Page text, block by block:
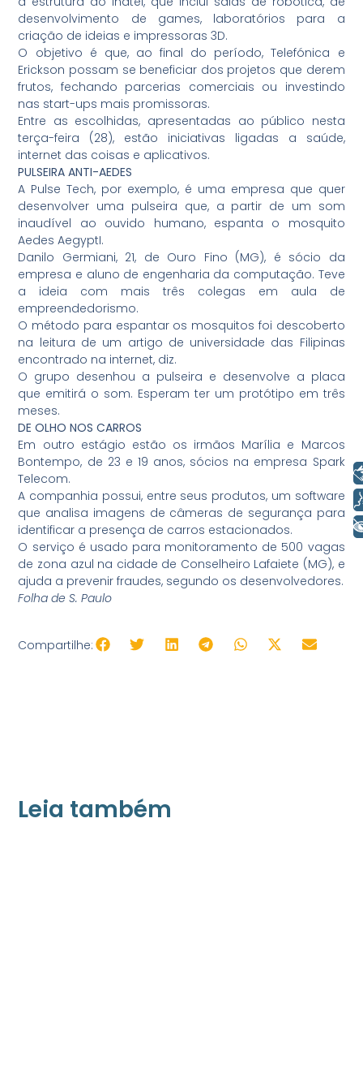
desenvolvimento de games, laboratórios para a
criação de ideias e impressoras 3D.
O objetivo é que, ao final do período, Telefónica e
Erickson possam se beneficiar dos projetos que derem
frutos, fechando parcerias comerciais ou investindo
nas start-ups mais promissoras.
Entre as escolhidas, apresentadas ao público nesta
terça-feira (28), estão iniciativas ligadas a saúde,
internet das coisas e aplicativos.
PULSEIRA ANTI-AEDES
A Pulse Tech, por exemplo, é uma empresa que quer
desenvolver uma pulseira que, a partir de um som
inaudível ao ouvido humano, espanta o mosquito
Aedes AegyptI.
Danilo Germiani, 21, de Ouro Fino (MG), é sócio da
empresa e aluno de engenharia da computação. Teve
a ideia com mais três colegas em aula de
empreendedorismo.
O método para espantar os mosquitos foi descoberto
na leitura de um artigo de universidade das Filipinas
encontrado na internet, diz.
O grupo desenhou a pulseira e desenvolve a placa
que emitirá o som. Esperam ter um protótipo em três
meses.
DE OLHO NOS CARROS
Em outro estágio estão os irmãos Marília e Marcos
Bontempo, de 23 e 19 anos, sócios na empresa Spark
Telecom.
A companhia possui, entre seus produtos, um software
que analisa imagens de câmeras de segurança para
identificar a presença de carros estacionados.
O serviço é usado para monitoramento de 500 vagas
de zona azul na cidade de Conselheiro Lafaiete (MG), e
ajuda a prevenir fraudes, segundo os desenvolvedores.
Folha de S. Paulo
Compartilhe:
Leia também
Libras
Voz
+ Acessibilidade